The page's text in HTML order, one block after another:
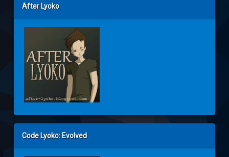
After Lyoko
Code Lyoko: Evolved